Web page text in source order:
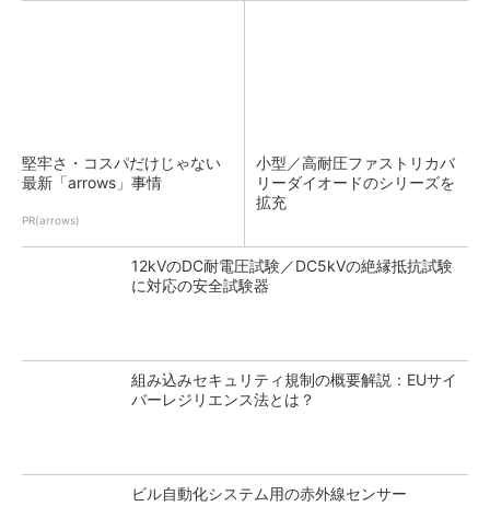
堅牢さ・コスパだけじゃない
最新「arrows」事情
PR(arrows)
小型／高耐圧ファストリカバ
リーダイオードのシリーズを
拡充
12kVのDC耐電圧試験／DC5kVの絶縁抵抗試験
に対応の安全試験器
組み込みセキュリティ規制の概要解説：EUサイ
バーレジリエンス法とは？
ビル自動化システム用の赤外線センサー